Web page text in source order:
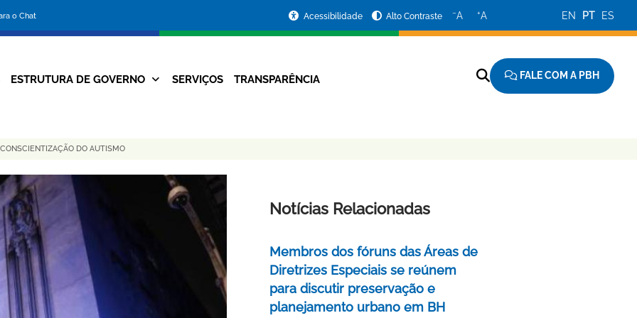
o Chat
da
Prefeitura
Acessibilidade Alto Contraste −A +A EN PT ES
Navegação
ESTRUTURA DE GOVERNO SERVIÇOS TRANSPARÊNCIA FALE COM A PBH
DO AUTISMO
Notícias Relacionadas
Membros dos fóruns das Áreas de
Diretrizes Especiais se reúnem
para discutir preservação e
planejamento urbano em BH